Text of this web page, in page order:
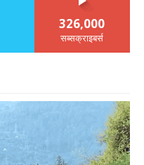
326,000
सब्सक्राइबर्स